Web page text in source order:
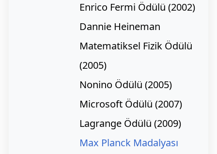
Enrico Fermi Ödülü (2002)
Dannie Heineman
Matematiksel Fizik Ödülü
(2005)
Nonino Ödülü (2005)
Microsoft Ödülü (2007)
Lagrange Ödülü (2009)
Max Planck Madalyası